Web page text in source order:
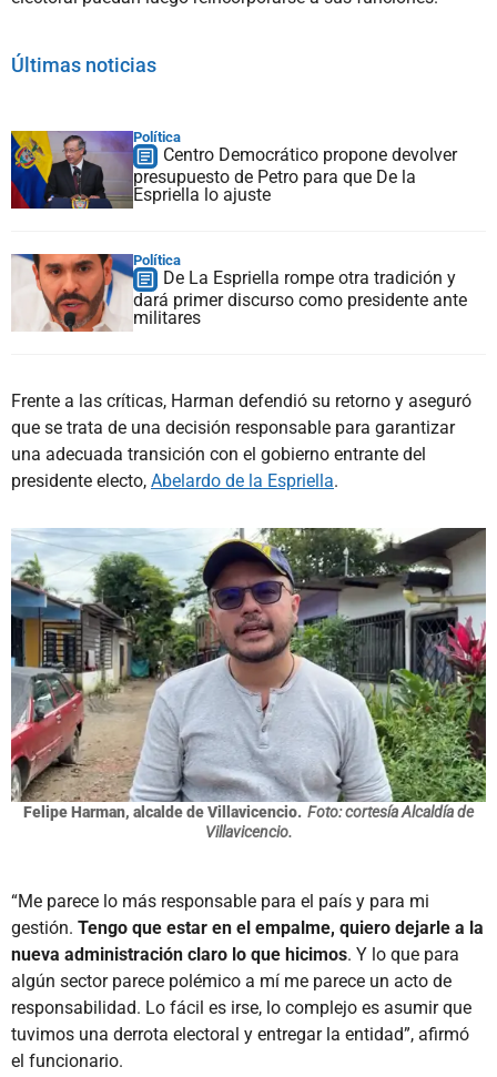
Últimas noticias
Política
Centro Democrático propone devolver
presupuesto de Petro para que De la
Espriella lo ajuste
Política
De La Espriella rompe otra tradición y
dará primer discurso como presidente ante
militares
Frente a las críticas, Harman defendió su retorno y aseguró
que se trata de una decisión responsable para garantizar
una adecuada transición con el gobierno entrante del
presidente electo, Abelardo de la Espriella.
Felipe Harman, alcalde de Villavicencio. Foto: cortesía Alcaldía de
Villavicencio.
“Me parece lo más responsable para el país y para mi
gestión. Tengo que estar en el empalme, quiero dejarle a la
nueva administración claro lo que hicimos. Y lo que para
algún sector parece polémico a mí me parece un acto de
responsabilidad. Lo fácil es irse, lo complejo es asumir que
tuvimos una derrota electoral y entregar la entidad”, afirmó
el funcionario.